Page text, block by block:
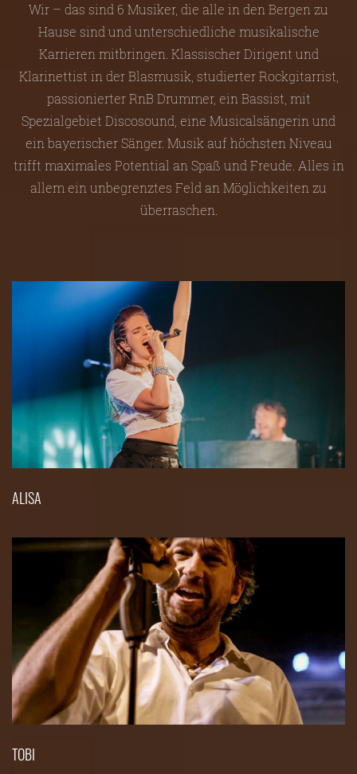
Wir – das sind 6 Musiker, die alle in den Bergen zu
Hause sind und unterschiedliche musikalische
Karrieren mitbringen. Klassischer Dirigent und
Klarinettist in der Blasmusik, studierter Rockgitarrist,
passionierter RnB Drummer, ein Bassist, mit
Spezialgebiet Discosound, eine Musicalsängerin und
ein bayerischer Sänger. Musik auf höchsten Niveau
trifft maximales Potential an Spaß und Freude. Alles in
allem ein unbegrenztes Feld an Möglichkeiten zu
überraschen.
ALISA
TOBI